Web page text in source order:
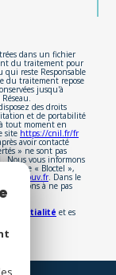
dans un fichier
du traitement pour
qui reste Responsable
du traitement repose
jusqu'à
des droits
et de portabilité
tout moment en
sitehttps://cnil.fr/fr
avoir contacté
» ne sont pas
Nous vous informons
« Bloctel »,
. Dans le
invitons à ne pas